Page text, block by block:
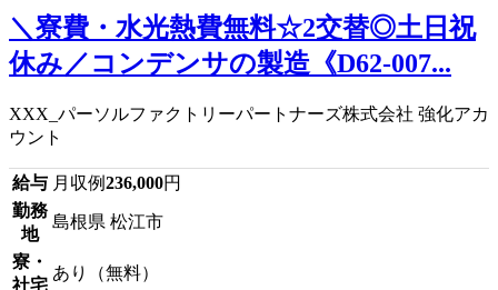
＼寮費・水光熱費無料☆2交替◎土日祝
休み／コンデンサの製造《D62-007...
XXX_パーソルファクトリーパートナーズ株式会社 強化アカ
ウント
給与 月収例236,000円
勤務
地
島根県 松江市
寮・
社宅
あり（無料）